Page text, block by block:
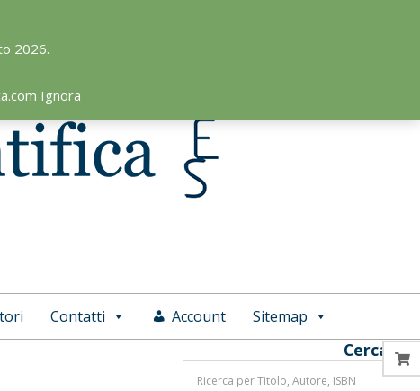
2026.
Ignora
Contatti Account Sitemap
Cerca